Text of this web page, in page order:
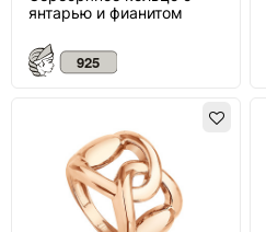
янтарью и фианитом